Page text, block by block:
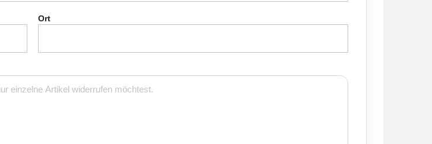
Ort